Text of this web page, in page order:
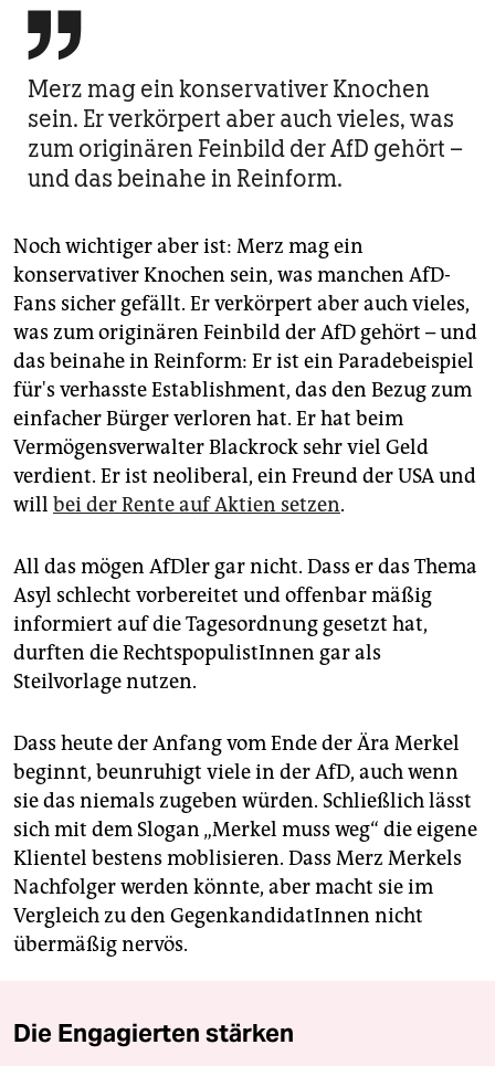

Merz mag ein konservativer Knochen
sein. Er verkörpert aber auch vieles, was
zum originären Feinbild der AfD gehört –
und das beinahe in Reinform.
Noch wichtiger aber ist: Merz mag ein
konservativer Knochen sein, was manchen AfD-
Fans sicher gefällt. Er verkörpert aber auch vieles,
was zum originären Feinbild der AfD gehört – und
das beinahe in Reinform: Er ist ein Paradebeispiel
für's verhasste Establishment, das den Bezug zum
einfacher Bürger verloren hat. Er hat beim
Vermögensverwalter Blackrock sehr viel Geld
verdient. Er ist neoliberal, ein Freund der USA und
will bei der Rente auf Aktien setzen.
All das mögen AfDler gar nicht. Dass er das Thema
Asyl schlecht vorbereitet und offenbar mäßig
informiert auf die Tagesordnung gesetzt hat,
durften die RechtspopulistInnen gar als
Steilvorlage nutzen.
Dass heute der Anfang vom Ende der Ära Merkel
beginnt, beunruhigt viele in der AfD, auch wenn
sie das niemals zugeben würden. Schließlich lässt
sich mit dem Slogan „Merkel muss weg“ die eigene
Klientel bestens moblisieren. Dass Merz Merkels
Nachfolger werden könnte, aber macht sie im
Vergleich zu den GegenkandidatInnen nicht
übermäßig nervös.
Die Engagierten stärken